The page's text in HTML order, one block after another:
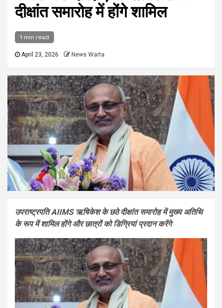
दीक्षांत समारोह में होंगे शामिल
1 min read
April 23, 2026 News Warta
उपराष्ट्रपति AIIMS ऋषिकेश के छठे दीक्षांत समारोह में मुख्य अतिथि
के रूप में शामिल होंगे और छात्रों को डिग्रियां प्रदान करेंगे